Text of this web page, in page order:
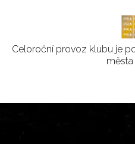
Celoroční provoz klubu je
města